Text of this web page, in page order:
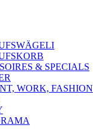
& SPECIALS
WORK, FASHION